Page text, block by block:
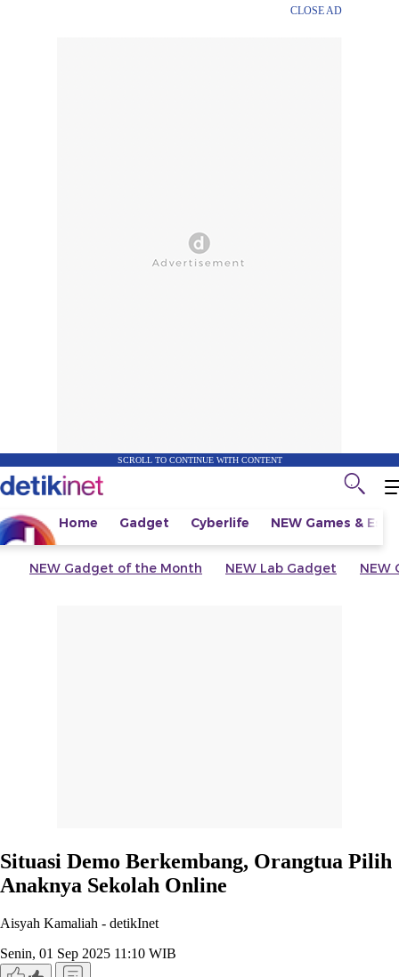
CLOSE AD
SCROLL TO CONTINUE WITH CONTENT
Home Gadget Cyberlife NEW Games &
NEW Gadget of the Month NEW Lab Gadget NEW
Situasi Demo Berkembang, Orangtua Pilih
Anaknya Sekolah Online
Aisyah Kamaliah - detikInet
Senin, 01 Sep 2025 11:10 WIB